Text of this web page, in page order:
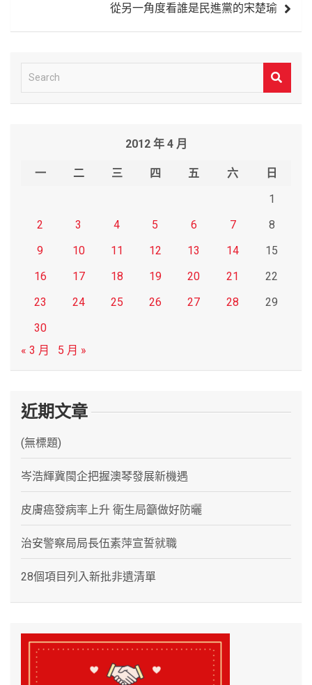
從另一角度看誰是民進黨的宋楚瑜
e
2012 年 4 月
一 二 三 四 五 六
日
1
2
3 4 5 6 7
8
9
10 11 12 13 14
15
16
17 18 19 20 21
22
23
24 25 26 27 28
29
30
« 3 月
5 月 »
近期文章
(無標題)
岑浩輝冀閩企把握澳琴發展新機遇
皮膚癌發病率上升 衛生局籲做好防曬
治安警察局局長伍素萍宣誓就職
28個項目列入新批非遺清單